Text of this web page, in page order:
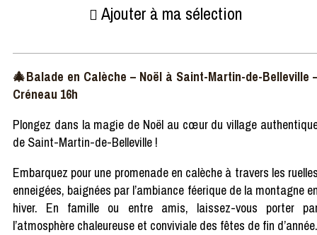
Ajouter à ma sélection
🎄Balade en Calèche – Noël à Saint-Martin-de-Belleville
Créneau 16h
Plongez dans la magie de Noël au cœur du village
de Saint-Martin-de-Belleville !
Embarquez pour une promenade en calèche à travers les
enneigées, baignées par l’ambiance féerique de la montagne
hiver. En famille ou entre amis, laissez-vous porter
l’atmosphère chaleureuse et conviviale des fêtes de fin d’année.